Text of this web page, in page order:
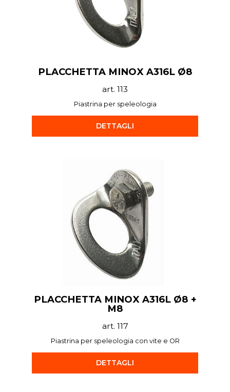
PLACCHETTA MINOX A316L Ø8
art. 113
Piastrina per speleologia
DETTAGLI
PLACCHETTA MINOX A316L Ø8 +
M8
art. 117
Piastrina per speleologia con vite e OR
DETTAGLI